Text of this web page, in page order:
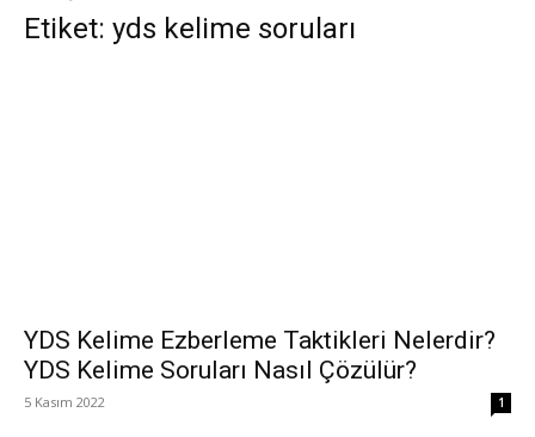
Etiket: yds kelime soruları
YDS Kelime Ezberleme Taktikleri Nelerdir?
YDS Kelime Soruları Nasıl Çözülür?
5 Kasım 2022 1